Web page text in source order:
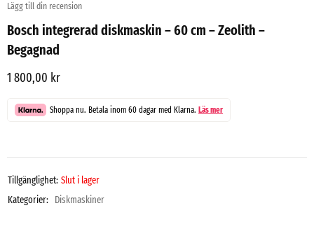
Lägg till din recension
Bosch integrerad diskmaskin – 60 cm – Zeolith –
Begagnad
1 800,00 kr
Shoppa nu. Betala inom 60 dagar med Klarna. Läs mer
Tillgänglighet: Slut i lager
Kategorier: Diskmaskiner